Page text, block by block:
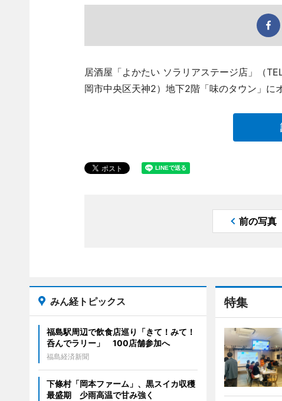
居酒屋「よかたい ソラリアステージ店」（
岡市中央区天神2）地下2階「味のタウン」に
前の写真
特集
みん経トピックス
福島駅周辺で飲食店巡り「きて！みて！
呑んでラリー」 100店舗参加へ
福島経済新聞
下條村「岡本ファーム」、黒スイカ収穫
最盛期 少雨高温で甘み強く